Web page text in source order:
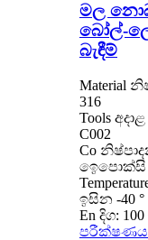
මල
බෝල්-
බැඳීම්
Material
316
Tools
C002
Co
ඉෙපොක්සි
ඉසින -40 °
En දිග: